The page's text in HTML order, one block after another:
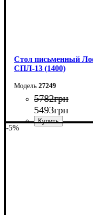
Стол письменный
СПЛ-13 (1400)
27249
5782грн
5493грн
-5%